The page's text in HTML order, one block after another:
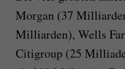
Morgan (37
Milliarden), Wells
Citigroup (25